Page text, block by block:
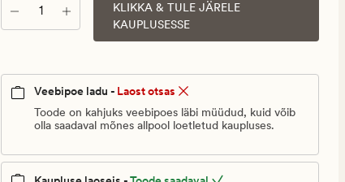
Vanlig
pris_ee
Kogus
KLIKKA & TULE JÄRELE
KAUPLUSESSE
Veebipoe ladu - Laost otsas
Toode on kahjuks veebipoes läbi müüdud, kuid võib
olla saadaval mõnes allpool loetletud kaupluses.